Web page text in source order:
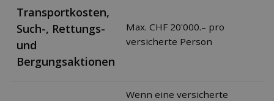
Transportkosten,
Such-, Rettungs-
und
Bergungsaktionen
Max. CHF 20'000.– pro
versicherte Person
Wenn eine versicherte